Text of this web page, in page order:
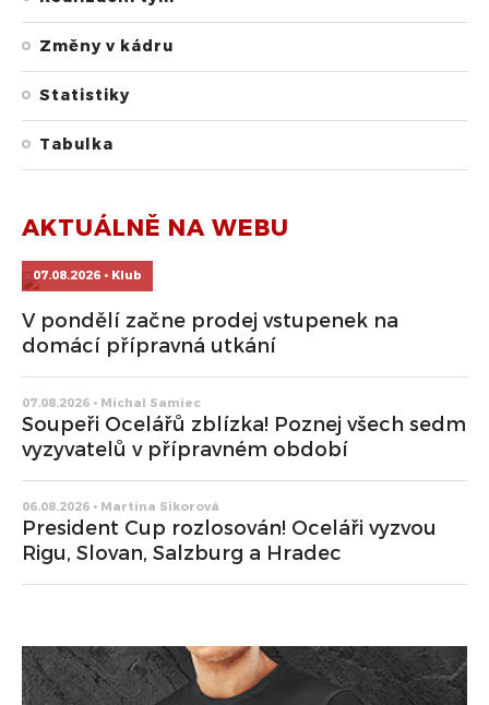
Změny v kádru
Statistiky
Tabulka
AKTUÁLNĚ NA WEBU
07.08.2026 • Klub
V pondělí začne prodej vstupenek na
domácí přípravná utkání
07.08.2026 • Michal Samiec
Soupeři Ocelářů zblízka! Poznej všech sedm
vyzyvatelů v přípravném období
06.08.2026 • Martina Sikorová
President Cup rozlosován! Oceláři vyzvou
Rigu, Slovan, Salzburg a Hradec